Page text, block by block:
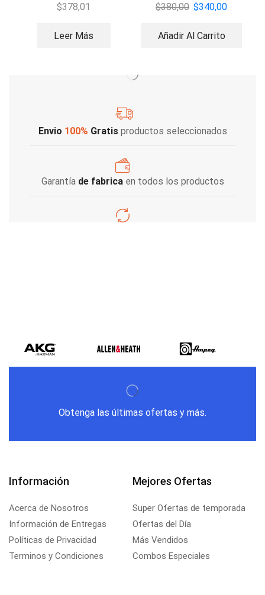
$378,01
Leer Más
$380,00 $340,00
Añadir Al Carrito
Envio 100% Gratis productos seleccionados
Garantía de fabricaen todos los productos
Obtenga las últimas ofertas y más.
Información
Acerca de Nosotros
Información de Entregas
Políticas de Privacidad
Terminos y Condiciones
Mejores Ofertas
Super Ofertas de temporada
Ofertas del Día
Más Vendidos
Combos Especiales